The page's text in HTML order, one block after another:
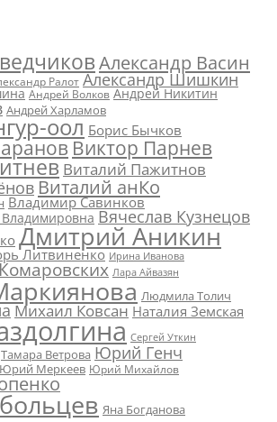
Александр Васин
Ралот Александр Шишкин
Андрей Волков Андрей Никитин
Андрей Харламов
оол Борис Бычков
Виктор Парнев
Виталий Пажитнов
Виталий анКо
Владимир Савинков
Вячеслав Кузнецов
Дмитрий Аникин
Литвиненко Ирина Иванова
Лара Айвазян
Людмила Толич
Михаил Ковсан Наталия Земская
Сергей Уткин
Тамара Ветрова Юрий Генч
Юрий Меркеев Юрий Михайлов
Яна Богданова